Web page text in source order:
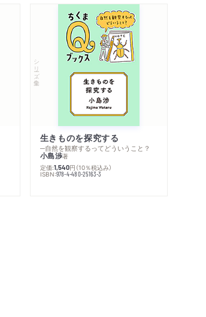
シリーズ・全集
生きものを探究する
─自然を観察するってどういうこと？
小島渉著
定価:1,540円 （10％税込み）
ISBN:978-4-480-25163-3